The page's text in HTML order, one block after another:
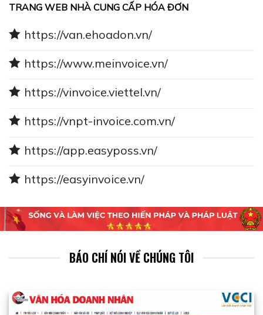
TRANG WEB NHÀ CUNG CẤP HÓA ĐƠN
https://van.ehoadon.vn/
https://www.meinvoice.vn/
https://vinvoice.viettel.vn/
https://vnpt-invoice.com.vn/
https://app.easyposs.vn/
https://easyinvoice.vn/
BÁO CHÍ NÓI VỀ CHÚNG TÔI